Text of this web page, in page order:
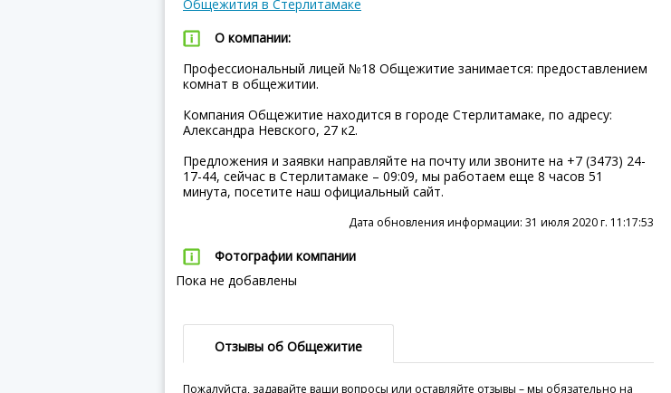
Общежития в Стерлитамаке
О компании:
Профессиональный лицей №18 Общежитие занимается: предоставлением
комнат в общежитии.
Компания Общежитие находится в городе Стерлитамаке, по адресу:
Александра Невского, 27 к2.
Предложения и заявки направляйте на почту или звоните на +7 (3473) 24-
17-44, сейчас в Стерлитамаке – 09:09, мы работаем еще 8 часов 51
минута, посетите наш официальный сайт.
Дата обновления информации: 31 июля 2020 г. 11:17:53
Фотографии компании
Пока не добавлены
Отзывы об Общежитие
Пожалуйста, задавайте ваши вопросы или оставляйте отзывы – мы обязательно на